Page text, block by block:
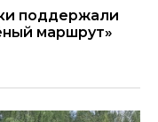
поддержали
маршрут»